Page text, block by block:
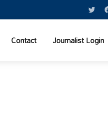
Contact Journalist Login